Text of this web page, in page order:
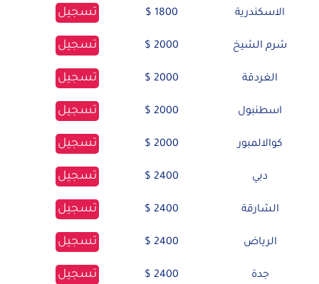
الاسكندرية 1800 $ تسجيل
شرم الشيخ 2000 $ تسجيل
الغردقة 2000 $ تسجيل
اسطنبول 2000 $ تسجيل
كوالالمبور 2000 $ تسجيل
دبي 2400 $ تسجيل
الشارقة 2400 $ تسجيل
الرياض 2400 $ تسجيل
جدة 2400 $ تسجيل